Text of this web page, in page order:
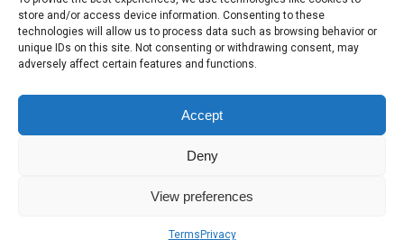
store and/or access device information. Consenting to these
technologies will allow us to process data such as browsing behavior or
unique IDs on this site. Not consenting or withdrawing consent, may
adversely affect certain features and functions.
Accept
Deny
View preferences
Terms Privacy